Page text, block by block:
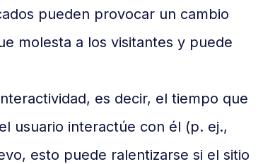
pueden provocar un cambio
molesta a los visitantes y puede
es decir, el tiempo que
usuario interactúe con él (p. ej.,
esto puede ralentizarse si el sitio